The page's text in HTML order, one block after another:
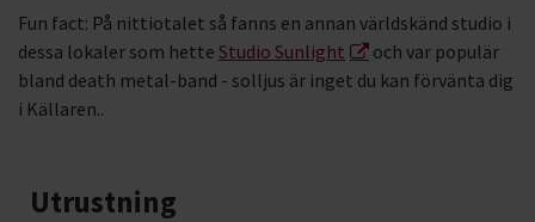
Fun fact: På nittiotalet så fanns en annan världskänd studio i
dessa lokaler som hette Studio Sunlight
och var populär
bland death metal-band - solljus är inget du kan förvänta dig
i Källaren..
Utrustning